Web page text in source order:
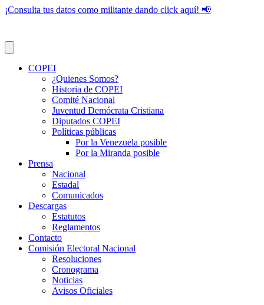
¡Consulta tus datos como militante dando click aquí! 📢
COPEI
¿Quienes Somos?
Historia de COPEI
Comité Nacional
Juventud Demócrata Cristiana
Diputados COPEI
Políticas públicas
Por la Venezuela posible
Por la Miranda posible
Prensa
Nacional
Estadal
Comunicados
Descargas
Estatutos
Reglamentos
Contacto
Comisión Electoral Nacional
Resoluciones
Cronograma
Noticias
Avisos Oficiales